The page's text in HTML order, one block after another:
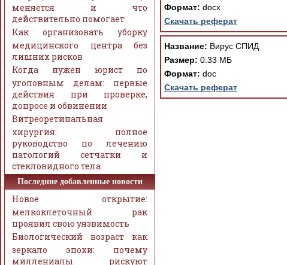
Формат: docx
Скачать реферат
Название: Вирус СПИД
Размер: 0.33 МБ
Формат: doc
Скачать реферат
меняется и что
действительно помогает
Как организовать уборку
медицинского центра без
лишних рисков
Когда нужен юрист по
уголовным делам: первые
действия при проверке,
допросе и обвинении
Витреоретинальная
хирургия: полное
руководство по лечению
патологий сетчатки и
стекловидного тела
Последние добавленные новости
Новое открытие:
мелкоклеточный рак
проявил свою уязвимость
Биологический возраст как
зеркало эпохи: почему
миллениалы рискуют